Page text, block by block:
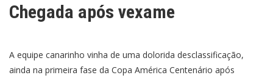
Chegada após vexame
A equipe canarinho vinha de uma dolorida desclassificação,
ainda na primeira fase da Copa América Centenário após